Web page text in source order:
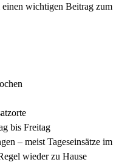
einen wichtigen Beitrag zum
bis Freitag
– meist Tageseinsätze im
wieder zu Hause